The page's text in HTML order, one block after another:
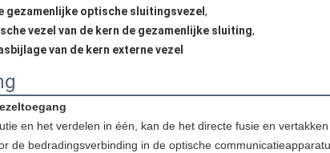
gezamenlijke optische sluitingsvezel ,
vezel van de kern de gezamenlijke sluiting,
van de kern externe vezel
en het verdelen in één, kan de het directe fusie en
de bedradingsverbinding in de optische